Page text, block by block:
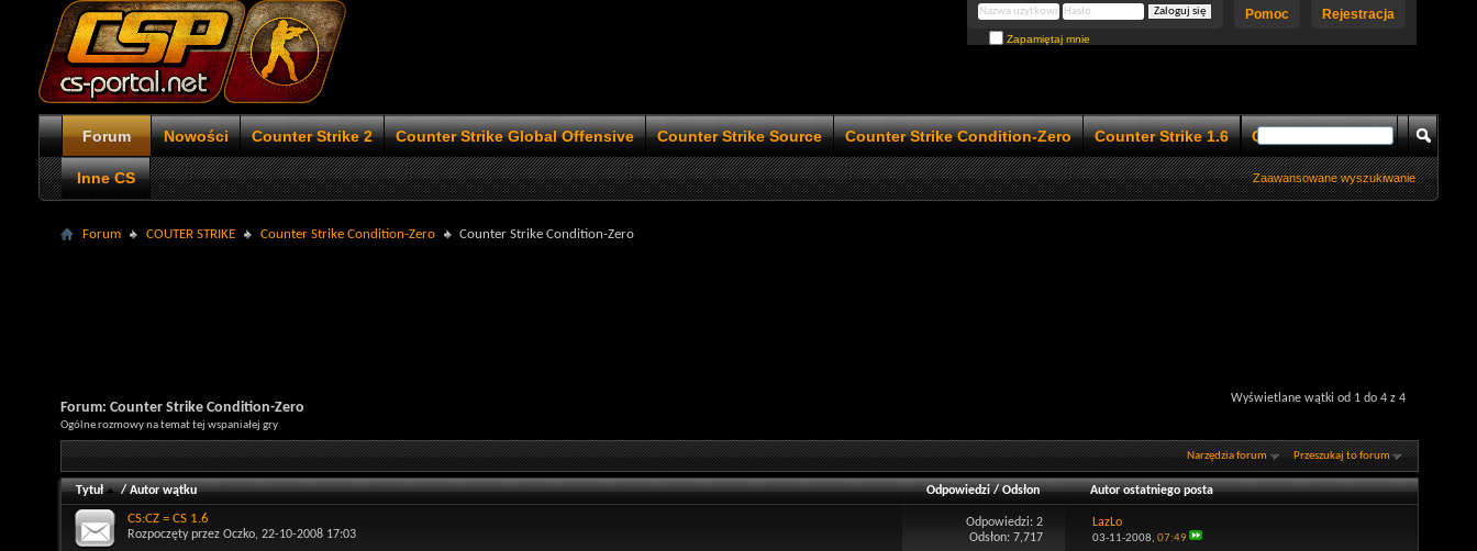
Rejestracja
Pomoc
Zapamiętaj mnie
Forum Nowości Counter Strike 2 Counter Strike Global Offensive Counter Strike Source Counter Strike Condition-Zero Counter Strike 1.6 Counter Strike 1.5
Inne CS Zaawansowane wyszukiwanie
Forum COUTER STRIKE Counter Strike Condition-Zero Counter Strike Condition-Zero
Wyświetlane wątki od 1 do 4 z 4
Forum: Counter Strike Condition-Zero
Ogólne rozmowy na temat tej wspaniałej gry
Narzędzia forum Przeszukaj to forum
Tytuł /Autor wątku Odpowiedzi/Odsłon Autor ostatniego posta
CS:CZ = CS 1.6
Rozpoczęty przez Oczko, 22-10-2008 17:03
Odpowiedzi:2
Odsłon: 7,717
LazLo
03-11-2008, 07:49